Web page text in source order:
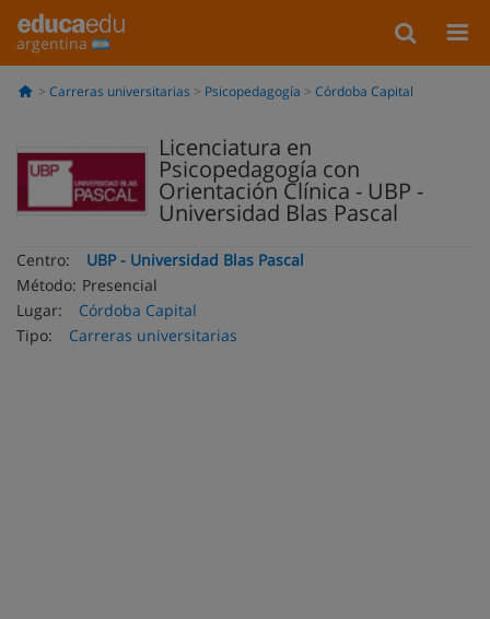
argentina
Carreras universitarias Psicopedagogía Córdoba Capital
Licenciatura en
Psicopedagogía con
Orientación Clínica - UBP -
Universidad Blas Pascal
Centro:
UBP - Universidad Blas Pascal
Método: Presencial
Lugar:
Córdoba Capital
Tipo:
Carreras universitarias